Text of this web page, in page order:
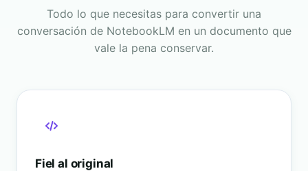
Todo lo que necesitas para convertir una
conversación de NotebookLM en un documento que
vale la pena conservar.
Fiel al original